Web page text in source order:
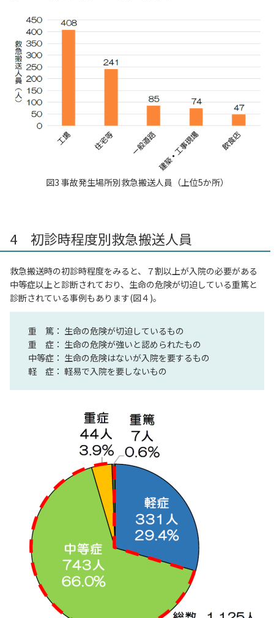
図3 事故発生場所別救急搬送人員（上位5か所）
4 初診時程度別救急搬送人員
救急搬送時の初診時程度をみると、７割以上が入院の必要がある
中等症以上と診断されており、生命の危険が切迫している重篤と
診断されている事例もあります(図４)。
重 篤： 生命の危険が切迫しているもの
重 症： 生命の危険が強いと認められたもの
中等症： 生命の危険はないが入院を要するもの
軽 症： 軽易で入院を要しないもの